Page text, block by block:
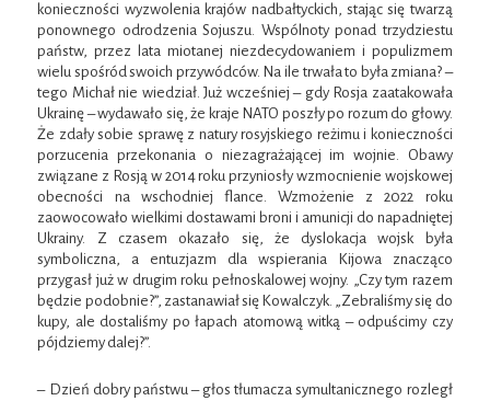
konieczności wyzwolenia krajów nadbałtyckich, stając się twarzą
ponownego odrodzenia Sojuszu. Wspólnoty ponad trzydziestu
państw, przez lata miotanej niezdecydowaniem i populizmem
wielu spośród swoich przywódców. Na ile trwała to była zmiana? –
tego Michał nie wiedział. Już wcześniej – gdy Rosja zaatakowała
Ukrainę – wydawało się, że kraje NATO poszły po rozum do głowy.
Że zdały sobie sprawę z natury rosyjskiego reżimu i konieczności
porzucenia przekonania o niezagrażającej im wojnie. Obawy
związane z Rosją w 2014 roku przyniosły wzmocnienie wojskowej
obecności na wschodniej flance. Wzmożenie z 2022 roku
zaowocowało wielkimi dostawami broni i amunicji do napadniętej
Ukrainy. Z czasem okazało się, że dyslokacja wojsk była
symboliczna, a entuzjazm dla wspierania Kijowa znacząco
przygasł już w drugim roku pełnoskalowej wojny. „Czy tym razem
będzie podobnie?”, zastanawiał się Kowalczyk. „Zebraliśmy się do
kupy, ale dostaliśmy po łapach atomową witką – odpuścimy czy
pójdziemy dalej?”.
– Dzień dobry państwu – głos tłumacza symultanicznego rozległ